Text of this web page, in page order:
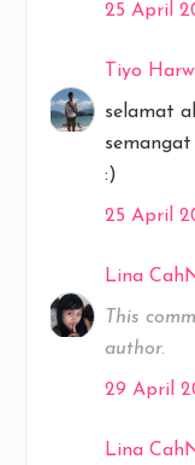
25 April
Tiyo
selamat
:)
25 April
Lina
This
author.
29 April
Lina